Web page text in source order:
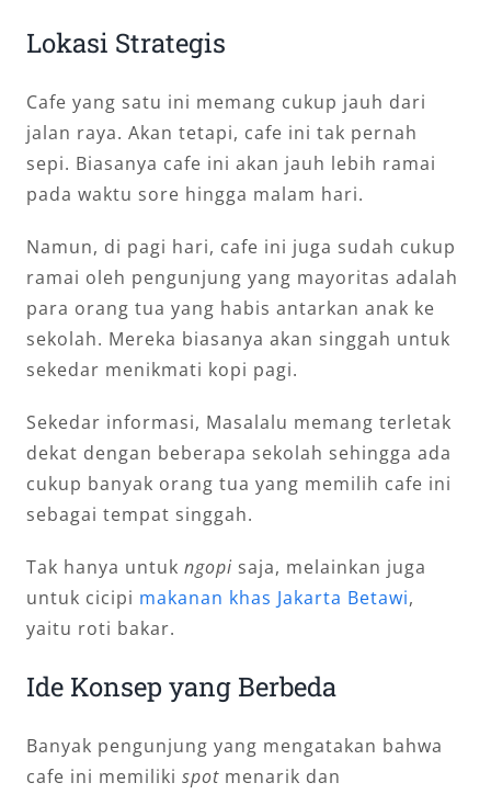
Lokasi Strategis
Cafe yang satu ini memang cukup jauh dari
jalan raya. Akan tetapi, cafe ini tak pernah
sepi. Biasanya cafe ini akan jauh lebih ramai
pada waktu sore hingga malam hari.
Namun, di pagi hari, cafe ini juga sudah cukup
ramai oleh pengunjung yang mayoritas adalah
para orang tua yang habis antarkan anak ke
sekolah. Mereka biasanya akan singgah untuk
sekedar menikmati kopi pagi.
Sekedar informasi, Masalalu memang terletak
dekat dengan beberapa sekolah sehingga ada
cukup banyak orang tua yang memilih cafe ini
sebagai tempat singgah.
Tak hanya untuk ngopi saja, melainkan juga
untuk cicipi makanan khas Jakarta Betawi,
yaitu roti bakar.
Ide Konsep yang Berbeda
Banyak pengunjung yang mengatakan bahwa
cafe ini memiliki spotmenarik dan